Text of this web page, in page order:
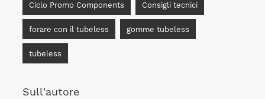
Ciclo Promo Components Consigli tecnici
forare con il tubeless gomme tubeless
tubeless
Sull'autore